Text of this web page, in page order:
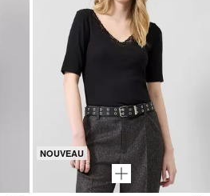
NOUVEAU